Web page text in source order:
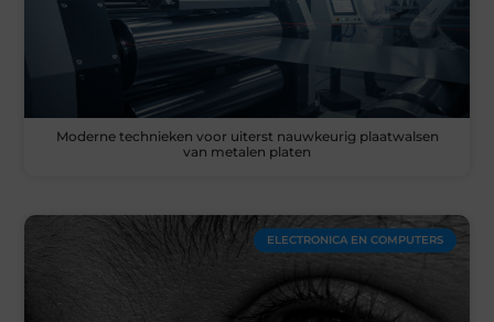
Moderne technieken voor uiterst nauwkeurig plaatwalsen
van metalen platen
ELECTRONICA EN COMPUTERS